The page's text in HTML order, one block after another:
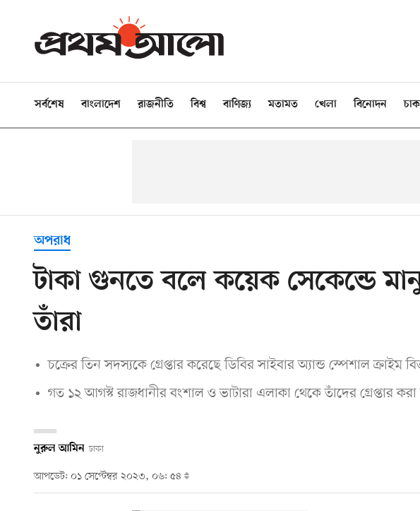
সর্বশেষ বাংলাদেশ রাজনীতি বিশ্ব বাণিজ্য মতামত খেলা বিনোদন
অপরাধ
টাকা গুনতে বলে কয়েক সেকেন্ডে
তাঁরা
চক্রের তিন সদস্যকে গ্রেপ্তার করেছে ডিবির সাইবার অ্যান্ড স্পেশাল ক্রাইম
গত ১২ আগস্ট রাজধানীর বংশাল ও ভাটারা এলাকা থেকে তাঁদের গ্রেপ্তার করা
নুরুল আমিন ঢাকা
আপডেট: ০১ সেপ্টেম্বর ২০২৩, ০৬: ৫৪